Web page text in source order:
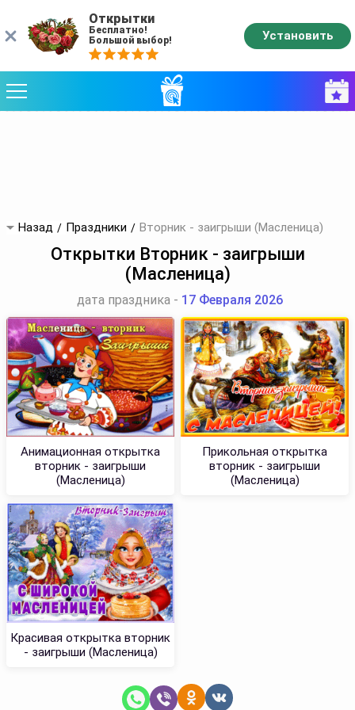
Назад Праздники Вторник - заигрыши (Масленица)
Открытки Вторник - заигрыши
(Масленица)
дата праздника - 17 Февраля 2026
Анимационная открытка
вторник - заигрыши
(Масленица)
Прикольная открытка
вторник - заигрыши
(Масленица)
Красивая открытка вторник
- заигрыши (Масленица)
Открытки
Бесплатно!
Большой выбор!
Установить